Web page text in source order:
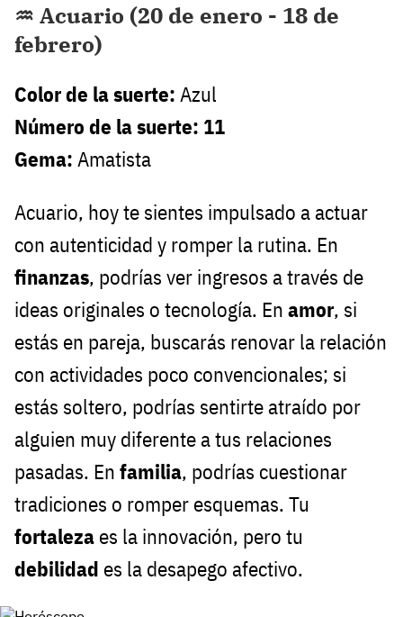
♒ Acuario (20 de enero - 18 de
febrero)
Color de la suerte: Azul
Número de la suerte: 11
Gema: Amatista
Acuario, hoy te sientes impulsado a actuar
con autenticidad y romper la rutina. En
finanzas, podrías ver ingresos a través de
ideas originales o tecnología. En amor, si
estás en pareja, buscarás renovar la relación
con actividades poco convencionales; si
estás soltero, podrías sentirte atraído por
alguien muy diferente a tus relaciones
pasadas. En familia, podrías cuestionar
tradiciones o romper esquemas. Tu
fortaleza es la innovación, pero tu
debilidad es la desapego afectivo.